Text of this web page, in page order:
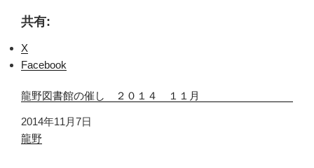
共有:
X
Facebook
龍野図書館の催し ２０１４ １１月
日付
2014年11月7日
関連理由
龍野